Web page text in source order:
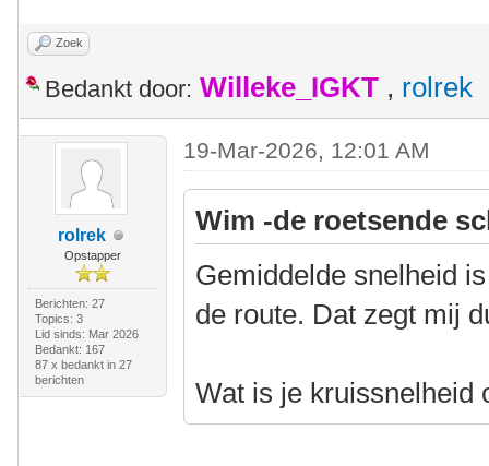
Zoek
Bedankt door: Willeke_IGKT , rolrek
rolrek
Opstapper
Berichten: 27
Topics: 3
Lid sinds: Mar 2026
Bedankt: 167
87 x bedankt in 27
berichten
19-Mar-2026, 12:01 AM
Wim -de roetsende
Gemiddelde snelheid
de route. Dat zegt mij
Wat is je kruissnelheid